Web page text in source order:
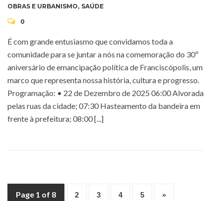
OBRAS E URBANISMO, SAÚDE
0
É com grande entusiasmo que convidamos toda a
comunidade para se juntar a nós na comemoração do 30º
aniversário de emancipação política de Franciscópolis, um
marco que representa nossa história, cultura e progresso.
Programação: • 22 de Dezembro de 2025 06:00 Alvorada
pelas ruas da cidade; 07:30 Hasteamento da bandeira em
frente à prefeitura; 08:00 [...]
Page 1 of 8 2 3 4 5 »